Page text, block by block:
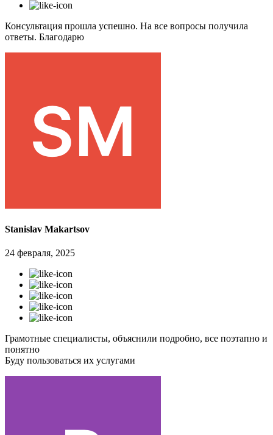
Консультация прошла успешно. На все вопросы получила
ответы. Благодарю
Stanislav Makartsov
24 февраля, 2025
Грамотные специалисты, объяснили подробно, все поэтапно и
понятно
Буду пользоваться их услугами